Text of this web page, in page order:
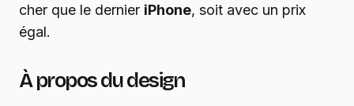
cher que le dernier iPhone, soit avec un prix
égal.
À propos du design